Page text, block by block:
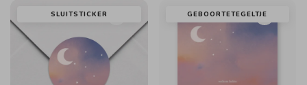
SLUITSTICKER GEBOORTETEGELTJE